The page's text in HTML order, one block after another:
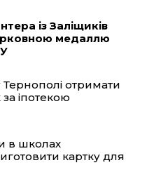
із Заліщиків
медаллю
отримати
іпотекою
в школах
картку для